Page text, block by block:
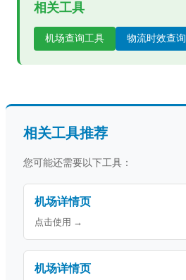
相关工具
机场查询工具 物流时效查询
相关工具推荐
您可能还需要以下工具：
机场详情页
点击使用 →
机场详情页